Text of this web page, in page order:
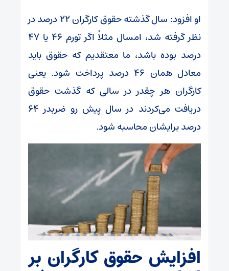
او افزود: سال گذشته حقوق کارگران ۲۲ درصد در
نظر گرفته شد، امسال مثلاً اگر تورم ۴۶ یا ۴۷
درصد بوده باشد، ما معتقدیم که حقوق باید
معادل همان ۴۶ درصد پرداخت شود. یعنی
کارگران هر چقدر در سالی که گذشت حقوق
دریافت می‌کردند در سال پیش‌ رو ضربدر ۶۴
درصد برایشان محاسبه شود.
افزایش حقوق کارگران بر